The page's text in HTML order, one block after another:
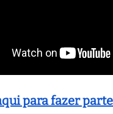
para fazer